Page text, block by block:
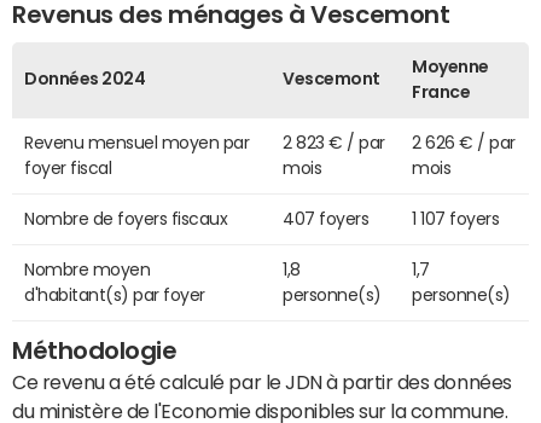
Revenus des ménages à Vescemont
Données 2024 Vescemont
Moyenne
France
Revenu mensuel moyen par
foyer fiscal
2 823 € / par
mois
2 626 € / par
mois
Nombre de foyers fiscaux 407 foyers 1 107 foyers
Nombre moyen
d'habitant(s) par foyer
1,8
personne(s)
1,7
personne(s)
Méthodologie
Ce revenu a été calculé par le JDN à partir des données
du ministère de l'Economie disponibles sur la commune.